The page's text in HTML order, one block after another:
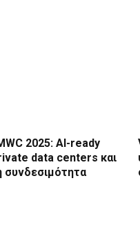
2025: AI-ready
data centers και
συνδεσιμότητα